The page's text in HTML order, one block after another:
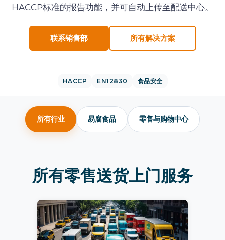
HACCP标准的报告功能，并可自动上传至配送中心。
联系销售部 所有解决方案
HACCP EN12830 食品安全
所有行业 易腐食品 零售与购物中心
所有零售送货上门服务